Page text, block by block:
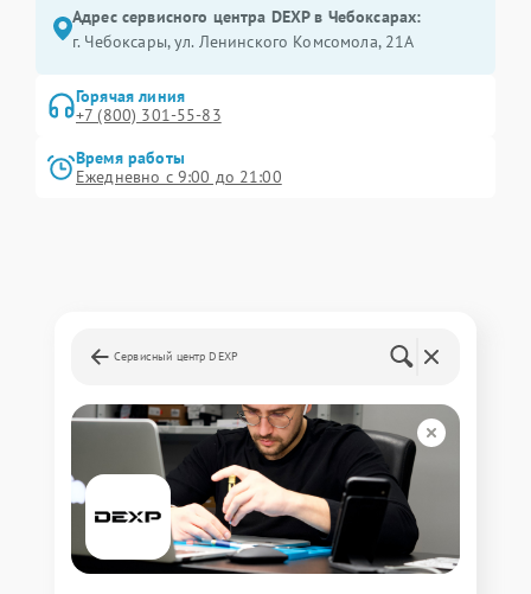
Адрес сервисного центра DEXP в Чебоксарах:
г. Чебоксары, ул. Ленинского Комсомола, 21А
Горячая линия
+7 (800) 301-55-83
Время работы
Ежедневно с 9:00 до 21:00
Сервисный центр DEXP